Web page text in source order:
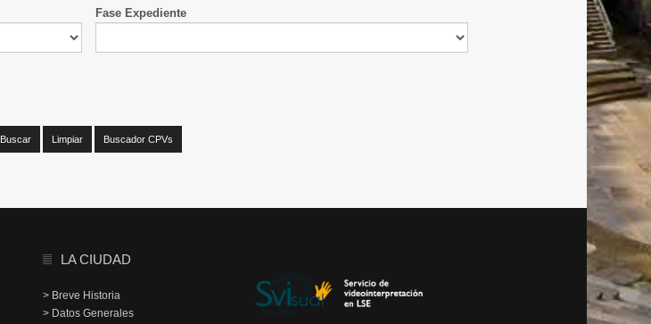
Fase Expediente
LA CIUDAD
> Breve Historia
> Datos Generales